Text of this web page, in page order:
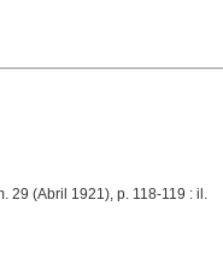
29 (Abril 1921), p. 118-119 : il.